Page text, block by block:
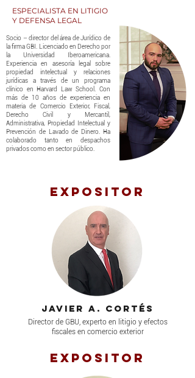
ESPECIALISTA EN LITIGIO
Y DEFENSA LEGAL
Socio – director del área de Jurídico de
la firma GBI. Licenciado en Derecho por
la Universidad Iberoamericana.
Experiencia en asesoría legal sobre
propiedad intelectual y relaciones
jurídicas a través de un programa
clínico en Harvard Law School. Con
más de 10 años de experiencia en
materia de Comercio Exterior, Fiscal,
Derecho Civil y Mercantil,
Administrativa, Propiedad Intelectual y
Prevención de Lavado de Dinero. Ha
colaborado tanto en despachos
privados como en sector público.
Expositor
Javier a. Cortés
Director de GBU, experto en litigio y efectos
fiscales en comercio exterior
Expositor